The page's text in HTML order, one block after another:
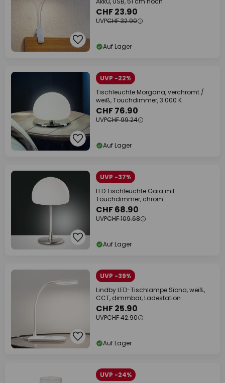
CHF 23.90
UVPCHF 32.90
Auf Lager
UVP -22%
Tischleuchte Morgana, verchromt /
weiß, Touchdimmer, 3.000 K
CHF 76.90
UVPCHF 99.24
Auf Lager
UVP -37%
LED Tischleuchte Gaia mit
Touchdimmer, chrom
CHF 68.90
UVPCHF 109.68
Auf Lager
UVP -39%
Lindby LED-Tischlampe Siona, weiß,
CCT, dimmbar, Ladestation
CHF 25.90
UVPCHF 42.90
Auf Lager
UVP -24%